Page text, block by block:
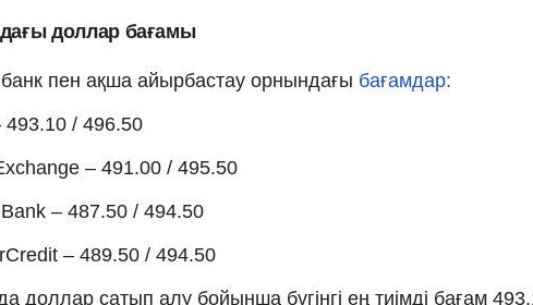
доллар бағамы
банк пен ақша айырбастау орнындағы бағамдар:
/ 496.50
– 491.00 / 495.50
– 487.50 / 494.50
– 489.50 / 494.50
доллар сатып алу бойынша бүгінгі ең тиімді бағам